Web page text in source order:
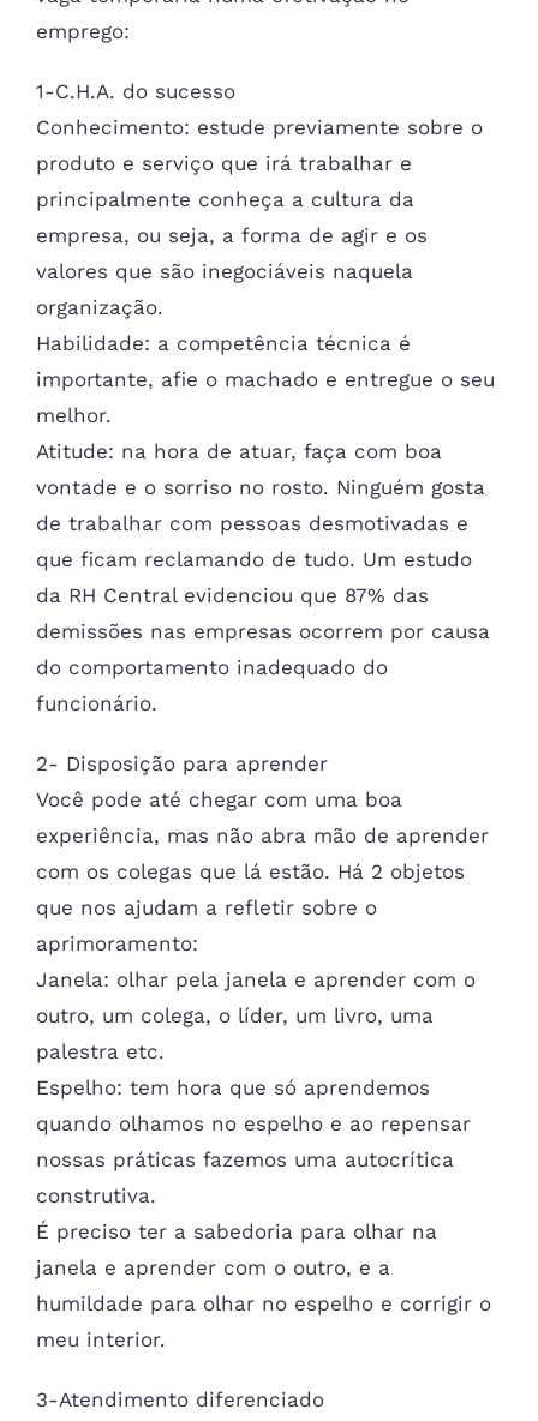
emprego:
1-C.H.A. do sucesso
Conhecimento: estude previamente sobre o
produto e serviço que irá trabalhar e
principalmente conheça a cultura da
empresa, ou seja, a forma de agir e os
valores que são inegociáveis naquela
organização.
Habilidade: a competência técnica é
importante, afie o machado e entregue o seu
melhor.
Atitude: na hora de atuar, faça com boa
vontade e o sorriso no rosto. Ninguém gosta
de trabalhar com pessoas desmotivadas e
que ficam reclamando de tudo. Um estudo
da RH Central evidenciou que 87% das
demissões nas empresas ocorrem por causa
do comportamento inadequado do
funcionário.
2- Disposição para aprender
Você pode até chegar com uma boa
experiência, mas não abra mão de aprender
com os colegas que lá estão. Há 2 objetos
que nos ajudam a refletir sobre o
aprimoramento:
Janela: olhar pela janela e aprender com o
outro, um colega, o líder, um livro, uma
palestra etc.
Espelho: tem hora que só aprendemos
quando olhamos no espelho e ao repensar
nossas práticas fazemos uma autocrítica
construtiva.
É preciso ter a sabedoria para olhar na
janela e aprender com o outro, e a
humildade para olhar no espelho e corrigir o
meu interior.
3-Atendimento diferenciado